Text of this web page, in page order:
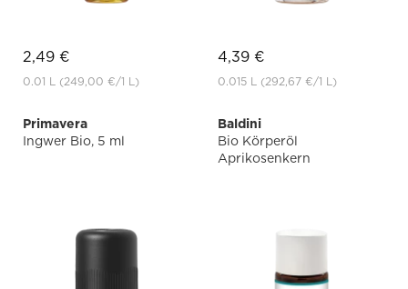
2,49 €
0.01 L (249,00 €/1 L)
4,39 €
0.015 L (292,67 €/1 L)
Primavera
Ingwer Bio, 5 ml
Baldini
Bio Körperöl
Aprikosenkern